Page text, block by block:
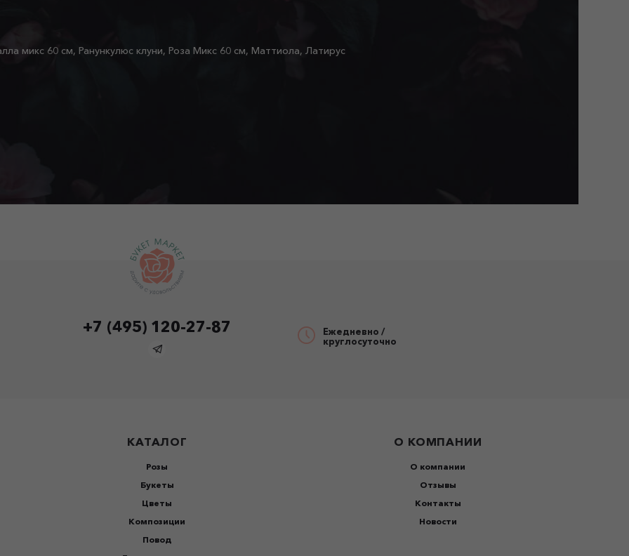
микс 60 см, Ранункулюс клуни, Роза Микс 60 см, Маттиола, Латирус
+7 (495) 120-27-87
Ежедневно /
круглосуточно
КАТАЛОГ
Розы
Букеты
Цветы
Композиции
Повод
О КОМПАНИИ
О компании
Отзывы
Контакты
Новости